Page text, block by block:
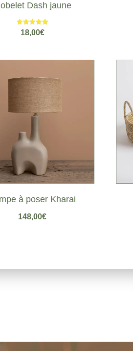
Dash jaune
Note
5.00
18,00€
à poser Kharai
148,00€